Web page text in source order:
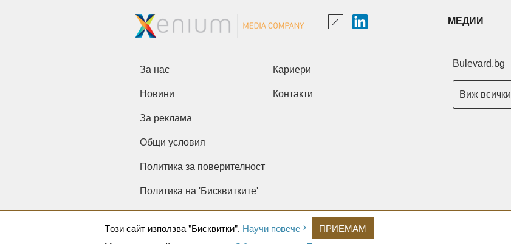
Tози сайт използва "Бисквитки". Научи повече
ПРИЕМАМ
За нас Кариери
Новини Контакти
За реклама
Общи условия
Политика за поверителност
Политика на 'Бисквитките'
МЕДИИ
Bulevard.bg
Виж всички
Copyright © 2026 Ксениум ООД. Всички права запазени.